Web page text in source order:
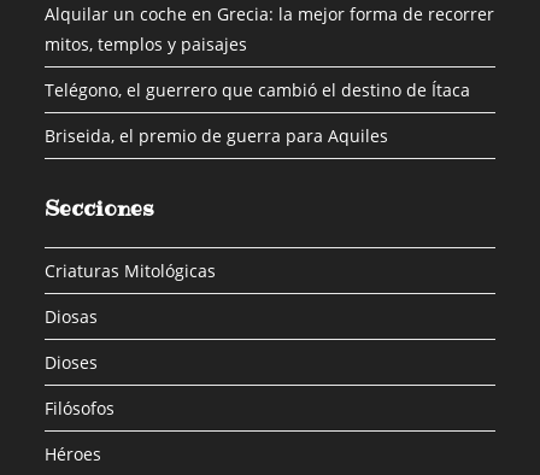
Alquilar un coche en Grecia: la mejor forma de recorrer
mitos, templos y paisajes
Telégono, el guerrero que cambió el destino de Ítaca
Briseida, el premio de guerra para Aquiles
Secciones
Criaturas Mitológicas
Diosas
Dioses
Filósofos
Héroes